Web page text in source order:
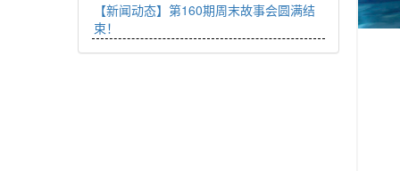
【新闻动态】第160期周末故事会圆满结
束！